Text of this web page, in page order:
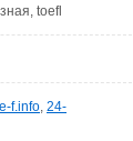
toefl
f.info, 24-